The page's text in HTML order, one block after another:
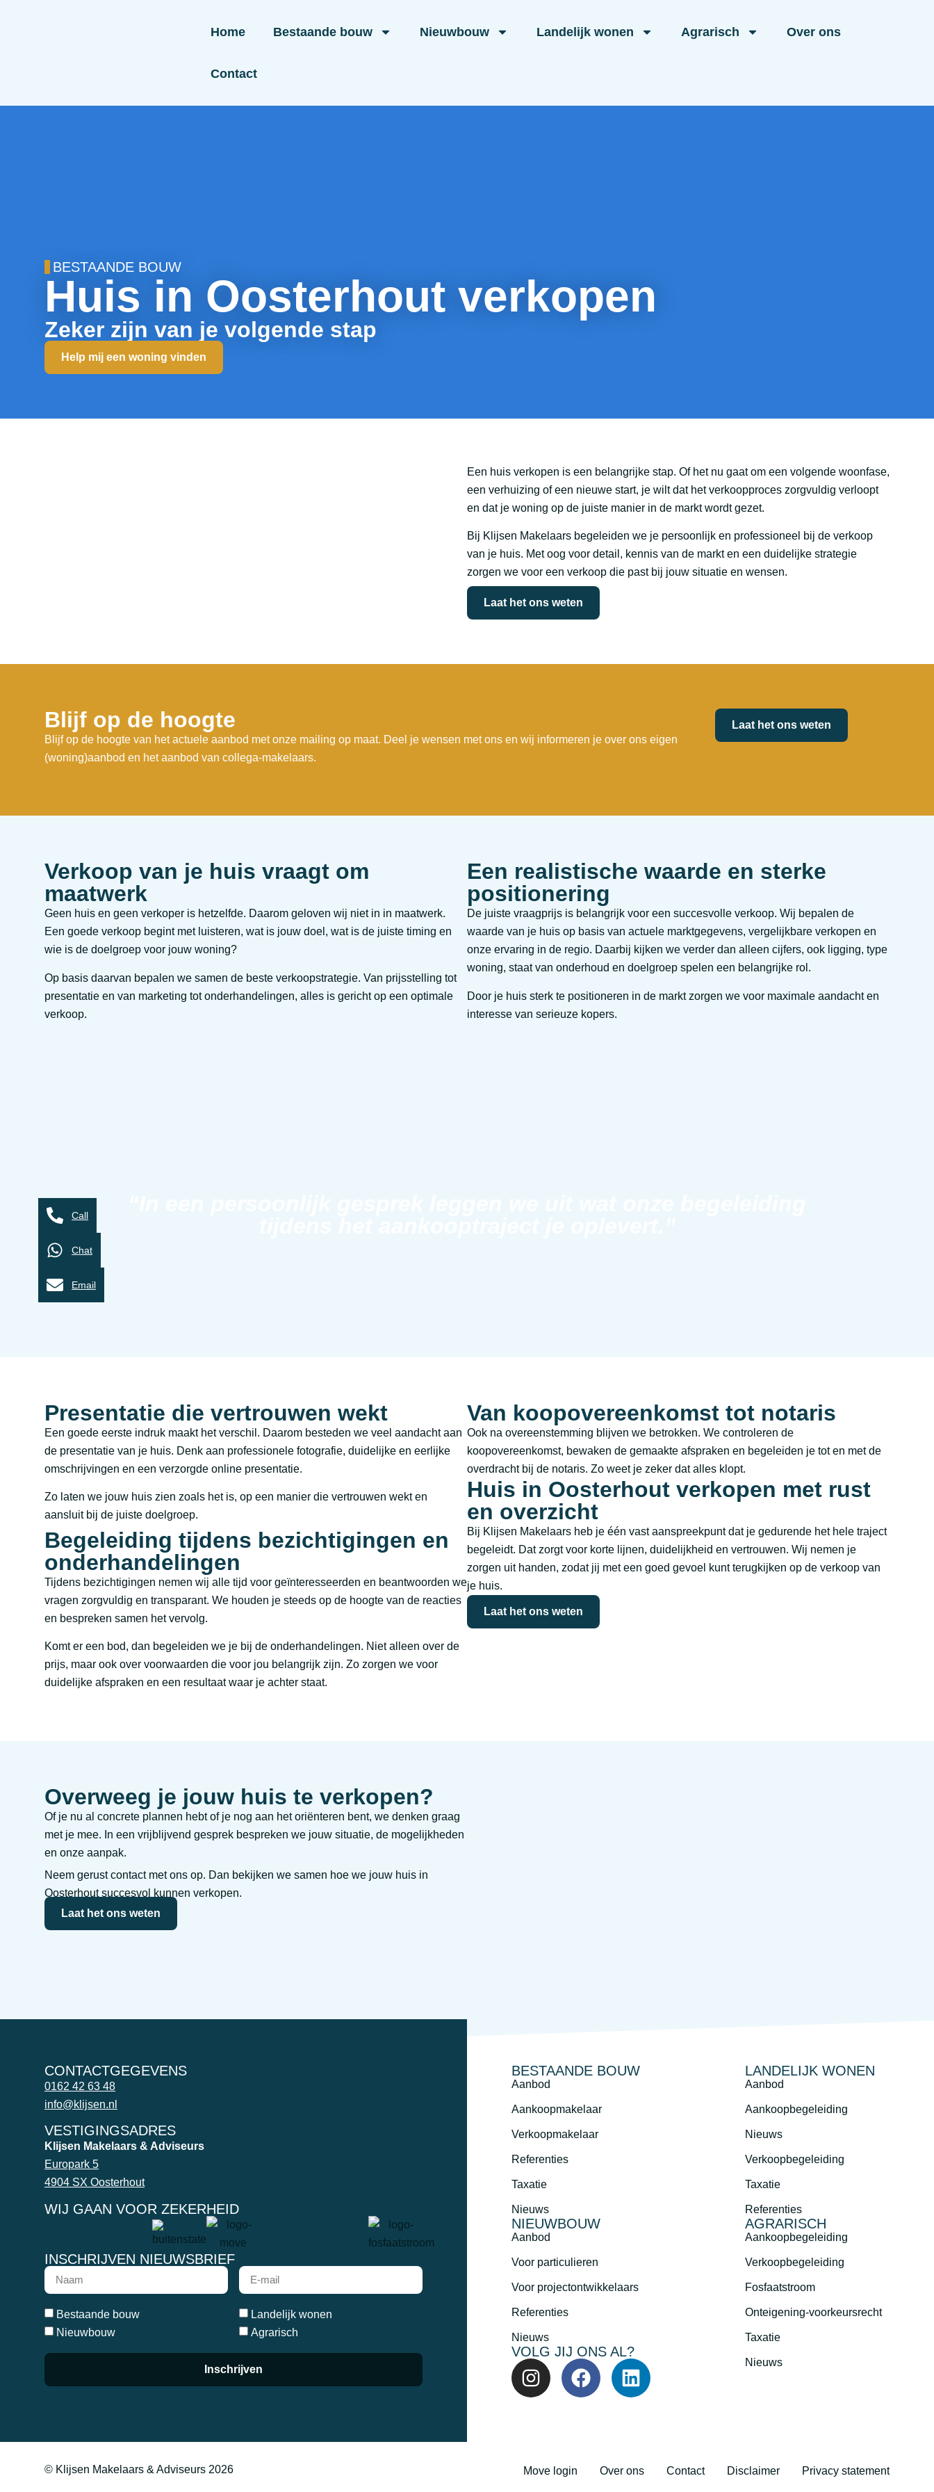
Home Bestaande bouw Nieuwbouw Landelijk wonen Agrarisch Over ons
Contact
BESTAANDE BOUW
Huis in Oosterhout verkopen
Zeker zijn van je volgende stap
Help mij een woning vinden
Een huis verkopen is een belangrijke stap. Of het nu gaat om een volgende woonfase,
een verhuizing of een nieuwe start, je wilt dat het verkoopproces zorgvuldig verloopt
en dat je woning op de juiste manier in de markt wordt gezet.
Bij Klijsen Makelaars begeleiden we je persoonlijk en professioneel bij de verkoop
van je huis. Met oog voor detail, kennis van de markt en een duidelijke strategie
zorgen we voor een verkoop die past bij jouw situatie en wensen.
Laat het ons weten
Blijf op de hoogte
Blijf op de hoogte van het actuele aanbod met onze mailing op maat. Deel je wensen met ons en wij informeren je over ons eigen
(woning)aanbod en het aanbod van collega-makelaars.
Laat het ons weten
Verkoop van je huis vraagt om
maatwerk
Geen huis en geen verkoper is hetzelfde. Daarom geloven wij niet in in maatwerk.
Een goede verkoop begint met luisteren, wat is jouw doel, wat is de juiste timing en
wie is de doelgroep voor jouw woning?
Op basis daarvan bepalen we samen de beste verkoopstrategie. Van prijsstelling tot
presentatie en van marketing tot onderhandelingen, alles is gericht op een optimale
verkoop.
Een realistische waarde en sterke
positionering
De juiste vraagprijs is belangrijk voor een succesvolle verkoop. Wij bepalen de
waarde van je huis op basis van actuele marktgegevens, vergelijkbare verkopen en
onze ervaring in de regio. Daarbij kijken we verder dan alleen cijfers, ook ligging, type
woning, staat van onderhoud en doelgroep spelen een belangrijke rol.
Door je huis sterk te positioneren in de markt zorgen we voor maximale aandacht en
interesse van serieuze kopers.
Presentatie die vertrouwen wekt
Een goede eerste indruk maakt het verschil. Daarom besteden we veel aandacht aan
de presentatie van je huis. Denk aan professionele fotografie, duidelijke en eerlijke
omschrijvingen en een verzorgde online presentatie.
Zo laten we jouw huis zien zoals het is, op een manier die vertrouwen wekt en
aansluit bij de juiste doelgroep.
Begeleiding tijdens bezichtigingen en
onderhandelingen
Tijdens bezichtigingen nemen wij alle tijd voor geïnteresseerden en beantwoorden we
vragen zorgvuldig en transparant. We houden je steeds op de hoogte van de reacties
en bespreken samen het vervolg.
Komt er een bod, dan begeleiden we je bij de onderhandelingen. Niet alleen over de
prijs, maar ook over voorwaarden die voor jou belangrijk zijn. Zo zorgen we voor
duidelijke afspraken en een resultaat waar je achter staat.
Van koopovereenkomst tot notaris
Ook na overeenstemming blijven we betrokken. We controleren de
koopovereenkomst, bewaken de gemaakte afspraken en begeleiden je tot en met de
overdracht bij de notaris. Zo weet je zeker dat alles klopt.
Huis in Oosterhout verkopen met rust
en overzicht
Bij Klijsen Makelaars heb je één vast aanspreekpunt dat je gedurende het hele traject
begeleidt. Dat zorgt voor korte lijnen, duidelijkheid en vertrouwen. Wij nemen je
zorgen uit handen, zodat jij met een goed gevoel kunt terugkijken op de verkoop van
je huis.
Laat het ons weten
Overweeg je jouw huis te verkopen?
Of je nu al concrete plannen hebt of je nog aan het oriënteren bent, we denken graag
met je mee. In een vrijblijvend gesprek bespreken we jouw situatie, de mogelijkheden
en onze aanpak.
Neem gerust contact met ons op. Dan bekijken we samen hoe we jouw huis in
Oosterhout succesvol kunnen verkopen.
Laat het ons weten
CONTACTGEGEVENS
0162 42 63 48
info@klijsen.nl
VESTIGINGSADRES
Klijsen Makelaars & Adviseurs
Europark 5
4904 SX Oosterhout
WIJ GAAN VOOR ZEKERHEID
INSCHRIJVEN NIEUWSBRIEF
Bestaande bouw
Nieuwbouw
Landelijk wonen
Agrarisch
Inschrijven
BESTAANDE BOUW
Aanbod
Aankoopmakelaar
Verkoopmakelaar
Referenties
Taxatie
Nieuws
NIEUWBOUW
Aanbod
Voor particulieren
Voor projectontwikkelaars
Referenties
Nieuws
VOLG JIJ ONS AL?
LANDELIJK WONEN
Aanbod
Aankoopbegeleiding
Nieuws
Verkoopbegeleiding
Taxatie
Referenties
AGRARISCH
Aankoopbegeleiding
Verkoopbegeleiding
Fosfaatstroom
Onteigening-voorkeursrecht
Taxatie
Nieuws
© Klijsen Makelaars & Adviseurs 2026 Move login Over ons Contact Disclaimer Privacy statement
Call
Chat
Email